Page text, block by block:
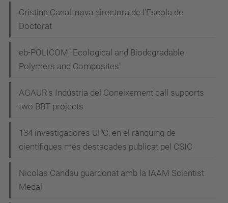
Cristina Canal, nova directora de l’Escola de
Doctorat
eb-POLICOM "Ecological and Biodegradable
Polymers and Composites"
AGAUR's Indústria del Coneixement call supports
two BBT projects
134 investigadores UPC, en el rànquing de
científiques més destacades publicat pel CSIC
Nicolas Candau guardonat amb la IAAM Scientist
Medal